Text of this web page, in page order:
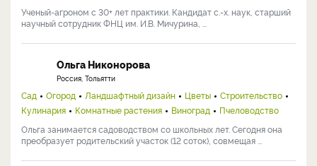
Ученый-агроном с 30+ лет практики. Кандидат с.-х. наук, старший
научный сотрудник ФНЦ им. И.В. Мичурина, ...
Ольга Никонорова
Россия, Тольятти
Сад Огород Ландшафтный дизайн Цветы
Строительство
Кулинария
Комнатные растения Виноград
Пчеловодство
Ольга занимается садоводством со школьных лет. Сегодня она
преобразует родительский участок (12 соток), совмещая ...